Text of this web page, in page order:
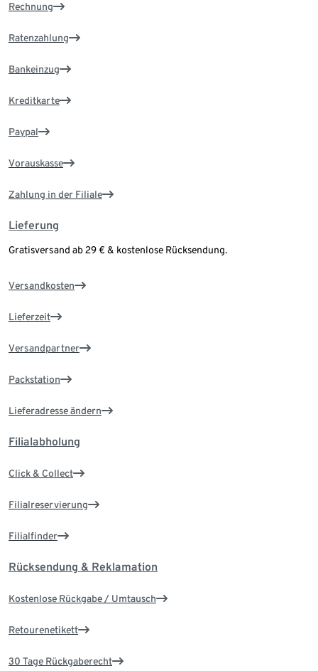
Rechnung
Ratenzahlung
Bankeinzug
Kreditkarte
Paypal
Vorauskasse
Zahlung in der Filiale
Lieferung
Gratisversand ab 29 € & kostenlose Rücksendung.
Versandkosten
Lieferzeit
Versandpartner
Packstation
Lieferadresse ändern
Filialabholung
Click & Collect
Filialreservierung
Filialfinder
Rücksendung & Reklamation
Kostenlose Rückgabe / Umtausch
Retourenetikett
30 Tage Rückgaberecht